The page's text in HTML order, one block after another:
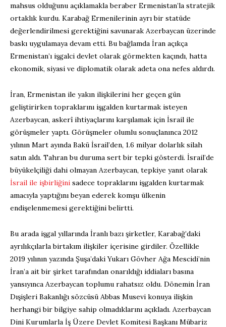
mahsus olduğunu açıklamakla beraber Ermenistan’la stratejik
ortaklık kurdu. Karabağ Ermenilerinin ayrı bir statüde
değerlendirilmesi gerektiğini savunarak Azerbaycan üzerinde
baskı uygulamaya devam etti. Bu bağlamda İran açıkça
Ermenistan’ı işgalci devlet olarak görmekten kaçındı, hatta
ekonomik, siyasi ve diplomatik olarak adeta ona nefes aldırdı.
İran, Ermenistan ile yakın ilişkilerini her geçen gün
geliştirirken topraklarını işgalden kurtarmak isteyen
Azerbaycan, askerî ihtiyaçlarını karşılamak için İsrail ile
görüşmeler yaptı. Görüşmeler olumlu sonuçlanınca 2012
yılının Mart ayında Bakü İsrail’den, 1.6 milyar dolarlık silah
satın aldı. Tahran bu duruma sert bir tepki gösterdi. İsrail’de
büyükelçiliği dahi olmayan Azerbaycan, tepkiye yanıt olarak
İsrail ile işbirliğini sadece topraklarını işgalden kurtarmak
amacıyla yaptığını beyan ederek komşu ülkenin
endişelenmemesi gerektiğini belirtti.
Bu arada işgal yıllarında İranlı bazı şirketler, Karabağ’daki
ayrılıkçılarla birtakım ilişkiler içerisine girdiler. Özellikle
2019 yılının yazında Şuşa’daki Yukarı Gövher Ağa Mescidi’nin
İran’a ait bir şirket tarafından onarıldığı iddiaları basına
yansıyınca Azerbaycan toplumu rahatsız oldu. Dönemin İran
Dışişleri Bakanlığı sözcüsü Abbas Musevi konuya ilişkin
herhangi bir bilgiye sahip olmadıklarını açıkladı. Azerbaycan
Dini Kurumlarla İş Üzere Devlet Komitesi Başkanı Mübariz